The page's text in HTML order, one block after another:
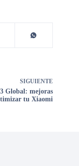
SIGUIENTE
Global: mejoras
tu Xiaomi